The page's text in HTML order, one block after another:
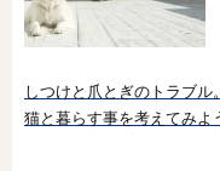
しつけと爪とぎのトラブル
猫と暮らす事を考えてみよ